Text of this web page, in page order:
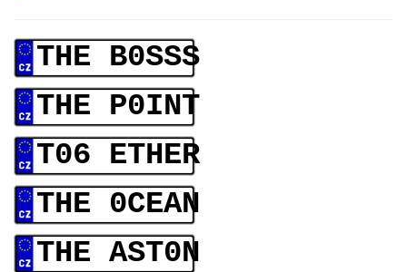
THE B0SSS
THE P0INT
T06 ETHER
THE 0CEAN
THE AST0N